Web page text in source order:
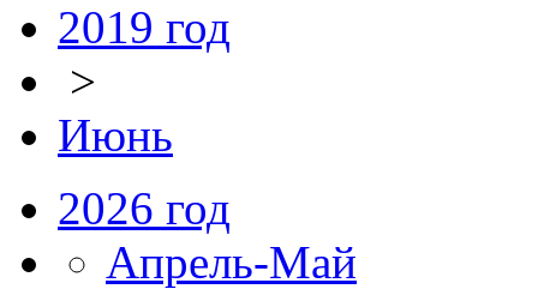
2019 год
>
Июнь
2026 год
Апрель-Май